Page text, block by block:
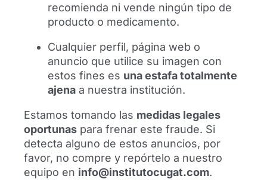
Homenaje al Dr. Cugat en el FTP 2026
Congreso Internacional de Fisioterapia
recomienda ni vende ningún tipo de
producto o medicamento.
Cualquier perfil, página web o
anuncio que utilice su imagen con
estos fines es una estafa totalmente
ajena a nuestra institución.
Estamos tomando las medidas legales
oportunas para frenar este fraude. Si
detecta alguno de estos anuncios, por
favor, no compre y repórtelo a nuestro
equipo en info@institutocugat.com.